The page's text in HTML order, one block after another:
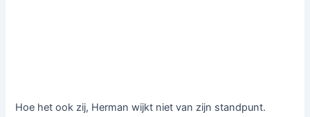
Hoe het ook zij, Herman wijkt niet van zijn standpunt.